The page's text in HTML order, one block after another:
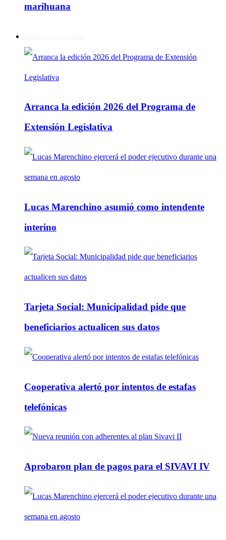
marihuana
Arranca la edición 2026 del Programa de
Extensión Legislativa
Lucas Marenchino asumió como intendente
interino
Tarjeta Social: Municipalidad pide que
beneficiarios actualicen sus datos
Cooperativa alertó por intentos de estafas
telefónicas
Aprobaron plan de pagos para el SIVAVI IV